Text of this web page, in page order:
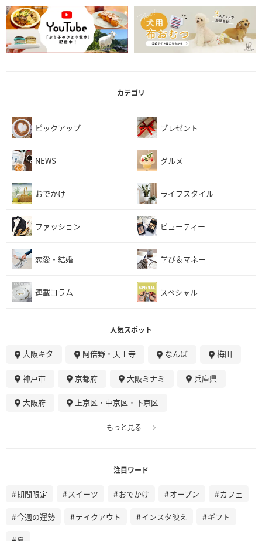
カテゴリ
ピックアップ プレゼント
NEWS グルメ
おでかけ ライフスタイル
ファッション ビューティー
恋愛・結婚 学び＆マネー
連載コラム スペシャル
人気スポット
大阪キタ 阿倍野・天王寺 なんば 梅田
神戸市 京都府 大阪ミナミ 兵庫県
大阪府 上京区・中京区・下京区
もっと見る
注目ワード
期間限定 スイーツ おでかけ オープン カフェ
今週の運勢 テイクアウト インスタ映え ギフト